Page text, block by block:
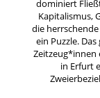
dominiert
Kapitalismus,
die
ein Puzzle.
Zeitzeug*innen
in Erfurt